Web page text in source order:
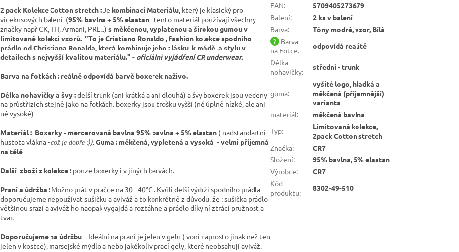
2 pack Kolekce Cotton stretch : Je kombinací Materiálu, který je klasický pro
vícekusových balení (95% bavlna + 5% elastan- tento materiál používají všechny
značky např CK, TH, Armani, PRL...) s měkčenou, vyplatenou a širokou gumou v
limitované kolekci vzorů. "To je Cristiano Ronaldo , fashion kolekce spodního
prádlo od Christiana Ronalda, která kombinuje jeho : lásku k módě a stylu v
detailech s nejvyšší kvalitou materiálu." - oficiální vyjádření CR underwear.
Barva na fotkách : reálně odpovídá barvě boxerek naživo.
Délka nohavičky a švy :delší trunk (ani krátká a ani dlouhá) a švy boxerek jsou vedeny
na průstřizích stejně jako na fotkách. boxerky jsou trošku vyšší (né úplně nízké, ale ani
né vysoké)
Materiál : Boxerky - mercerovaná bavlna 95% bavlna + 5% elastan ( nadstandartní
hustota vlákna - což je dobře :)). Guma : měkčená, vypletená a vysoká - velmi příjemná
na tělě
Další zboží z kolekce : pouze boxerky i v jiných barvách.
Praní a údržba : Možno prát v pračce na 30 - 40°C . Kvůli delší výdrži spodního prádla
doporučujeme nepoužívat sušičku a aviváž a to konkrétně z důvodu, že : sušička prádlo
většinou srazí a aviváž ho naopak vygajdá a roztáhne a prádlo díky ní ztrácí pružnost a
tvar.
Doporučujeme na údržbu - Ideální na praní je jelen v gelu ( voní naprosto jinak než ten
jelen v kostce), marsejské mýdlo a nebo jakékoliv prací gely, které neobsahují aviváž.
EAN:
5709405273679
Balení:
2 ks v balení
Barva:
Tóny modré, vzor, Bílá
? Barva
na Fotce:
odpovídá realitě
Délka
nohavičky:
střední - trunk
guma:
vyšité logo, hladká a
měkčená (příjemnější)
varianta
materiál:
měkčená bavlna
Typ:
Limitovaná kolekce,
2pack Cotton stretch
Značka:
CR7
Složení:
95% bavlna, 5% elastan
Výrobce:
CR7
Kód
produktu:
8302-49-510